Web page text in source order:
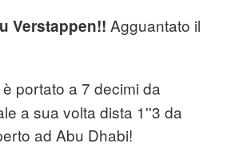
Verstappen!! Agguantato il
portato a 7 decimi da
a sua volta dista 1''3 da
ad Abu Dhabi!